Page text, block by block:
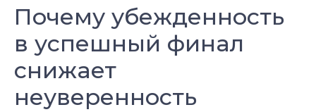
Почему убежденность
в успешный финал
снижает
неуверенность